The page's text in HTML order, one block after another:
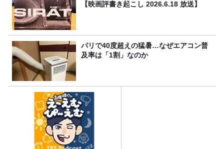
【映画評書き起こし 2026.6.18 放送】
パリで40度超えの猛暑…なぜエアコン普
及率は「1割」なのか